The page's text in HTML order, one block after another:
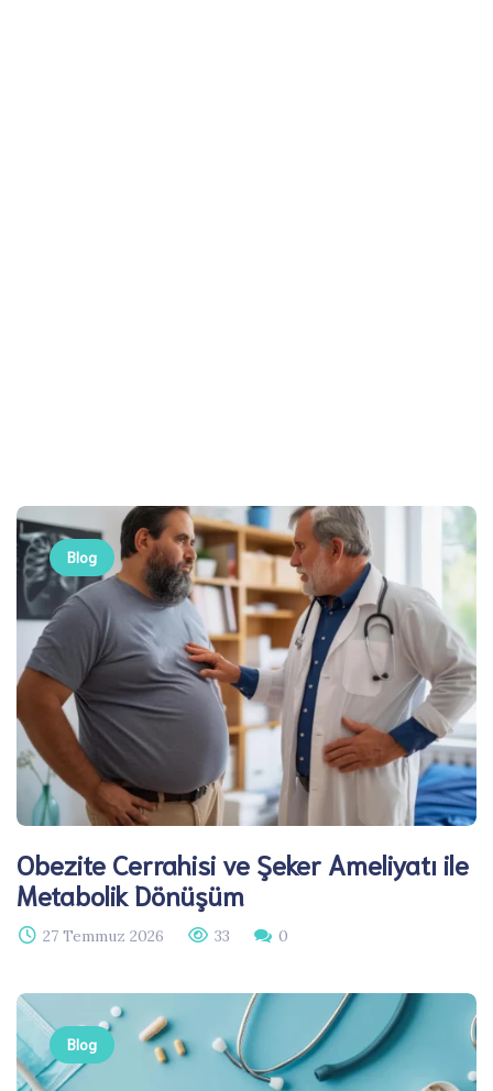
Blog
Obezite Cerrahisi ve Şeker Ameliyatı ile
Metabolik Dönüşüm
27 Temmuz 2026 33 0
Blog